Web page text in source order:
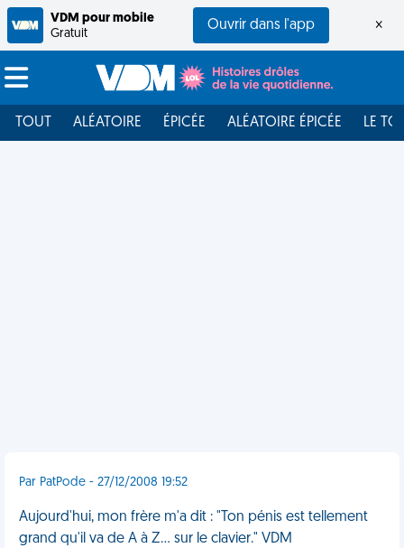
VDM pour mobile
Gratuit
Ouvrir dans l'app ×
TOUT ALÉATOIRE ÉPICÉE ALÉATOIRE ÉPICÉE LE
Par PatPode - 27/12/2008 19:52
Aujourd'hui, mon frère m'a dit : "Ton pénis est tellement
grand qu'il va de A à Z... sur le clavier." VDM